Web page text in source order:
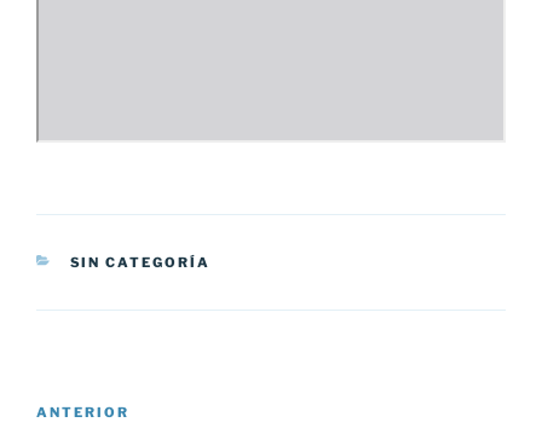
CATEGORÍAS
SIN CATEGORÍA
Navegación
Entrada
ANTERIOR